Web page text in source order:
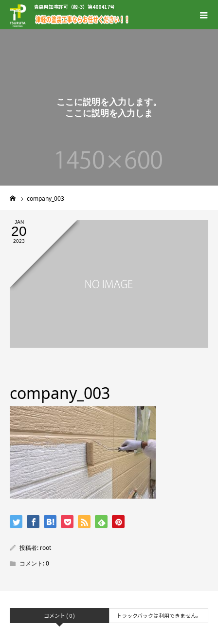
青森県知事許可（般-3）第400417号
ここに説明を入力 し ます。
こに説明を入力し ま す
company_003
JAN
20
2023
company_003
投稿者: root
コメント:0
コメント ( 0 ) トラックバックは利用できません。